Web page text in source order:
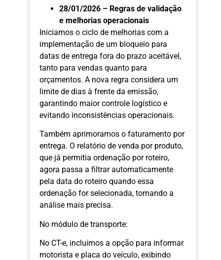
28/01/2026 – Regras de validação
e melhorias operacionais
Iniciamos o ciclo de melhorias com a
implementação de um bloqueio para
datas de entrega fora do prazo aceitável,
tanto para vendas quanto para
orçamentos. A nova regra considera um
limite de dias à frente da emissão,
garantindo maior controle logístico e
evitando inconsistências operacionais.
Também aprimoramos o faturamento por
entrega. O relatório de venda por produto,
que já permitia ordenação por roteiro,
agora passa a filtrar automaticamente
pela data do roteiro quando essa
ordenação for selecionada, tornando a
análise mais precisa.
No módulo de transporte:
No CT-e, incluímos a opção para informar
motorista e placa do veículo, exibindo